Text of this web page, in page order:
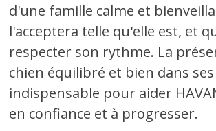
d'une famille calme et
l'acceptera telle qu'elle est, et
respecter son rythme. La
chien équilibré et bien dans
indispensable pour aider
en confiance et à progresser.